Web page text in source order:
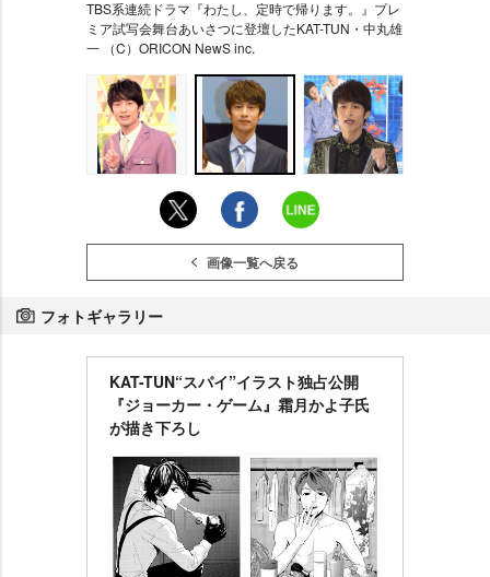
TBS系連続ドラマ『わたし、定時で帰ります。』プレ
ミア試写会舞台あいさつに登壇したKAT-TUN・中丸雄
一 （C）ORICON NewS inc.
画像一覧へ戻る
フォトギャラリー
KAT-TUN“スパイ”イラスト独占公開
『ジョーカー・ゲーム』霜月かよ子氏
が描き下ろし